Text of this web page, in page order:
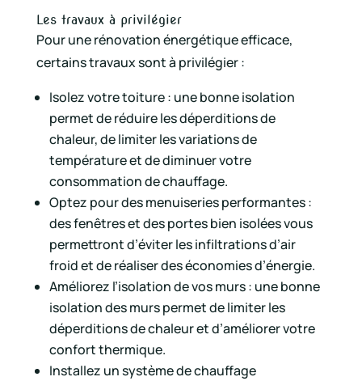
Les travaux à privilégier
Pour une rénovation énergétique efficace,
certains travaux sont à privilégier :
Isolez votre toiture : une bonne isolation
permet de réduire les déperditions de
chaleur, de limiter les variations de
température et de diminuer votre
consommation de chauffage.
Optez pour des menuiseries performantes :
des fenêtres et des portes bien isolées vous
permettront d’éviter les infiltrations d’air
froid et de réaliser des économies d’énergie.
Améliorez l’isolation de vos murs : une bonne
isolation des murs permet de limiter les
déperditions de chaleur et d’améliorer votre
confort thermique.
Installez un système de chauffage